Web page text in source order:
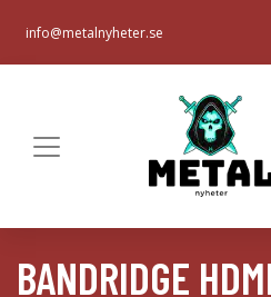
info@metalnyheter.se
BANDRIDGE